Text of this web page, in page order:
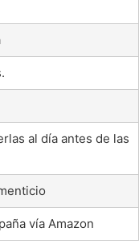
al día antes de las
vía Amazon